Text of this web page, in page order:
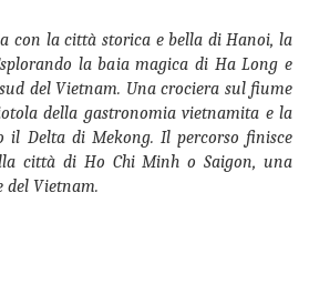
con la città storica e bella di Hanoi, la
la baia magica di Ha Long e
del Vietnam. Una crociera sul fiume
della gastronomia vietnamita e la
il Delta di Mekong. Il percorso finisce
città di Ho Chi Minh o Saigon, una
del Vietnam.